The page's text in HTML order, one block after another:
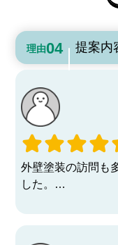
感じその場で決め
最初は若くお見受
り
りが
伺え、すぐにその
ても
細かい所迄行き届
が
プロと感服致しま
理由 提案内
外壁塗装の訪問も多く
した。